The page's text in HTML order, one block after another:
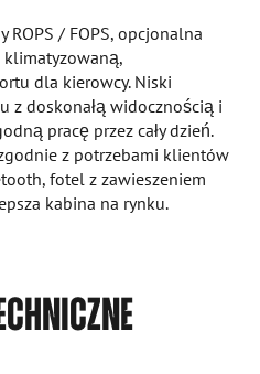
/ FOPS, opcjonalna
klimatyzowaną,
dla kierowcy. Niski
z doskonałą widocznością i
pracę przez cały dzień.
z potrzebami klientów
fotel z zawieszeniem
kabina na rynku.